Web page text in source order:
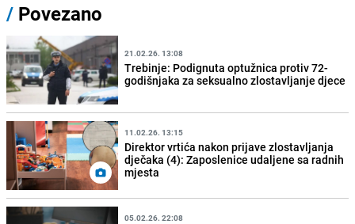
/ Povezano
21.02.26. 13:08
Trebinje: Podignuta optužnica protiv 72-
godišnjaka za seksualno zlostavljanje djece
11.02.26. 13:15
Direktor vrtića nakon prijave zlostavljanja
dječaka (4): Zaposlenice udaljene sa radnih
mjesta
05.02.26. 22:08